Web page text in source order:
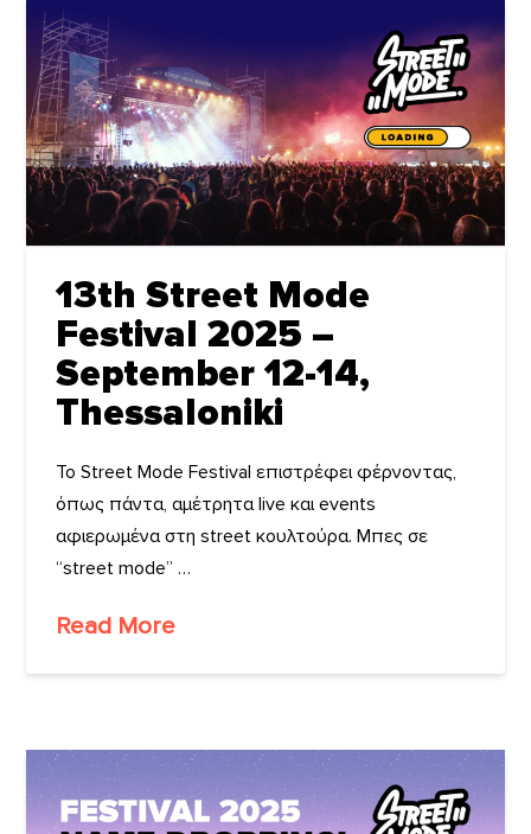
13th Street Mode
Festival 2025 –
September 12-14,
Thessaloniki
Το Street Mode Festival επιστρέφει φέρνοντας,
όπως πάντα, αμέτρητα live και events
αφιερωμένα στη street κουλτούρα. Μπες σε
“street mode” …
Read More